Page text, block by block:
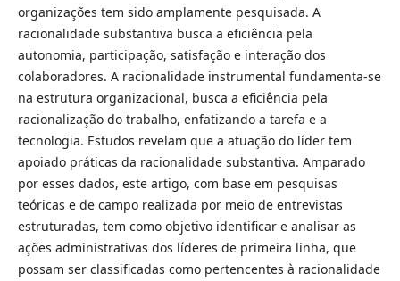
organizações tem sido amplamente pesquisada. A
racionalidade substantiva busca a eficiência pela
autonomia, participação, satisfação e interação dos
colaboradores. A racionalidade instrumental fundamenta-se
na estrutura organizacional, busca a eficiência pela
racionalização do trabalho, enfatizando a tarefa e a
tecnologia. Estudos revelam que a atuação do líder tem
apoiado práticas da racionalidade substantiva. Amparado
por esses dados, este artigo, com base em pesquisas
teóricas e de campo realizada por meio de entrevistas
estruturadas, tem como objetivo identificar e analisar as
ações administrativas dos líderes de primeira linha, que
possam ser classificadas como pertencentes à racionalidade